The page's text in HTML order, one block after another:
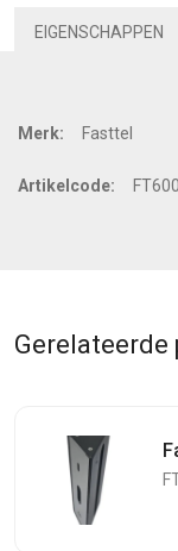
EIGENSCHAPPEN
Merk: Fasttel
Artikelcode:
Gerelateerde